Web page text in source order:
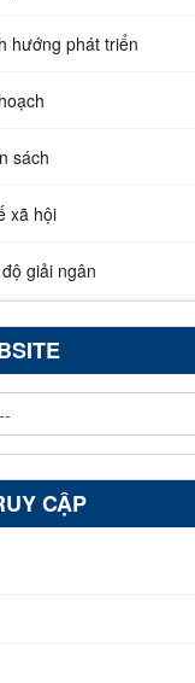
hướng phát triển
sách
xã hội
giải ngân
CẬP